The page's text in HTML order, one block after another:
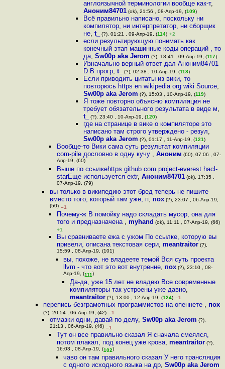
англоязычной терминологии вообще как-т,
Аноним84701(ok), 21:56 , 08-Апр-19, (109)
Всё правильно написано, поскольку ни
компилятор, ни интерпретатор, ни сборщик
не, t_ (?), 01:21 , 09-Апр-19, (114) +2
если результирующую понимать как
конечный этап машинные коды операций , то
да, Sw00p aka Jerom (?), 18:41 , 09-Апр-19, (117)
Изначально верный ответ дал Аноним84701
D В прогр, t_ (?), 02:38 , 10-Апр-19, (118)
Если приводить цитаты из вики, то
повторюсь https en wikipedia org wiki Source,
Sw00p aka Jerom (?), 15:03 , 10-Апр-19, (119)
Я тоже повторно объясню компиляция не
требует обязательного результата в виде м,
t_
(?), 23:40 , 10-Апр-19, (120)
где на странице в вике о компиляторе это
написано там строго утверждено - резул,
Sw00p aka Jerom (?), 01:17 , 11-Апр-19, (121)
Вообще-то Вики сама суть результат компиляции
com-pile дословно в одну кучу , Аноним (60), 07:06 , 07-
Апр-19, (60)
Выше по ссылкеhttps github com project-everest hacl-
starЕще используется extr, Аноним84701(ok), 17:35 ,
07-Апр-19, (79)
вы только в википедию этот бред теперь не пишите
вместо того, который там уже, п, пох (?), 23:07 , 06-Апр-19,
(50) –1
Почему-ж В помойку надо складать мусор, она для
того и предназначена , myhand (ok), 11:11 , 07-Апр-19, (66)
+1
Вы сравниваете ежа с ужом По ссылке, которую вы
привели, описана текстовая сери, meantraitor(?),
15:59 , 08-Апр-19, (101)
вы, похоже, не владеете темой Вся суть проекта
llvm - что вот это вот внутренне, пох(?), 23:10 , 08-
Апр-19, (111)
Да-да, уже 15 лет не владею Все современные
компиляторы так устроены уже давно,
meantraitor (?), 13:00 , 12-Апр-19, (124) –1
перепись безграмотных программистов на опеннете , пох
(?), 20:54 , 06-Апр-19, (42) –1
отмазки одни, давай по делу,Sw00p aka Jerom (?),
21:13 , 06-Апр-19, (46) –1
Тут он все правильно сказал Я сначала смеялся,
потом плакал, под конец уже крова, meantraitor(?),
16:03 , 08-Апр-19, (102)
чаво он там правильного сказал У него трансляция
с одного исходного языка на др, Sw00p aka Jerom